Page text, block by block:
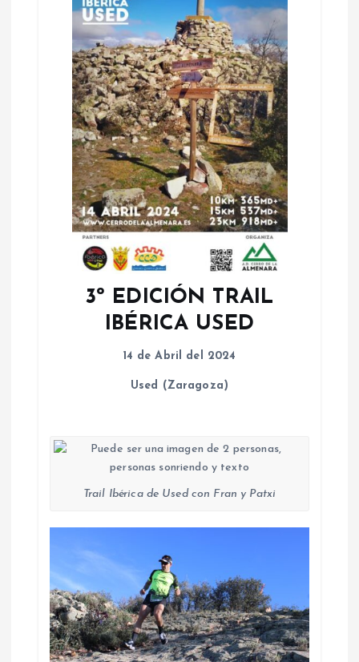
3º EDICIÓN TRAIL
IBÉRICA USED
14 de Abril del 2024
Used (Zaragoza)
Trail Ibérica de Used con Fran y Patxi